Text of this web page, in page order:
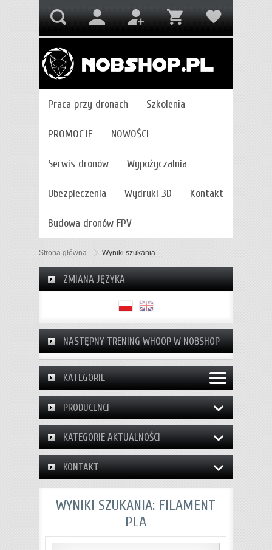
Praca przy dronach Szkolenia
PROMOCJE NOWOŚCI
Serwis dronów Wypożyczalnia
Ubezpieczenia Wydruki 3D Kontakt
Budowa dronów FPV
Strona główna Wyniki szukania
ZMIANA JĘZYKA
NASTĘPNY TRENING WHOOP W NOBSHOP
KATEGORIE
PRODUCENCI
KATEGORIE AKTUALNOŚCI
KONTAKT
WYNIKI SZUKANIA: FILAMENT
PLA